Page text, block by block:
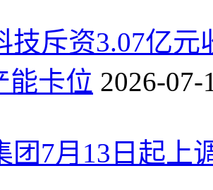
技斥资3.07亿
能卡位 2026-07-
团7月13日起上